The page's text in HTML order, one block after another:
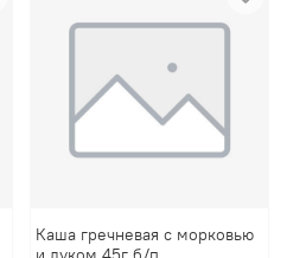
Каша гречневая с морковью